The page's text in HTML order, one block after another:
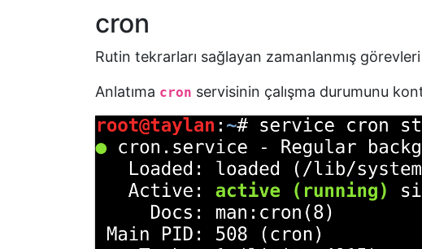
cron
Rutin tekrarları sağlayan zamanlanmış
Anlatıma cron servisinin çalışma durumunu